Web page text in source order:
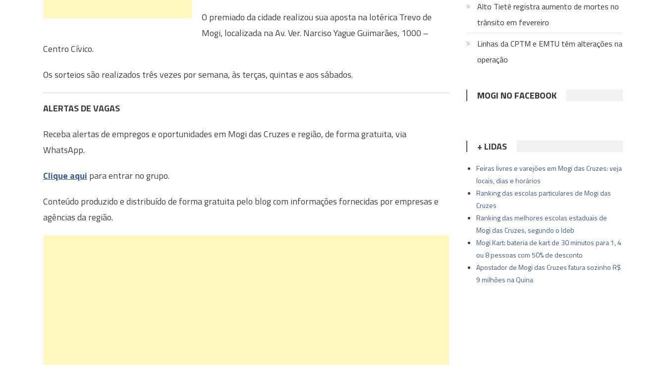
O premiado da cidade realizou sua aposta na lotérica Trevo de
Mogi, localizada na Av. Ver. Narciso Yague Guimarães, 1000 –
Centro Cívico.
Os sorteios são realizados três vezes por semana, às terças, quintas e aos sábados.
ALERTAS DE VAGAS
Receba alertas de empregos e oportunidades em Mogi das Cruzes e região, de forma gratuita, via
WhatsApp.
Clique aqui para entrar no grupo.
Conteúdo produzido e distribuído de forma gratuita pelo blog com informações fornecidas por empresas e
agências da região.
Alto Tietê registra aumento de mortes no
trânsito em fevereiro
Linhas da CPTM e EMTU têm alterações na
operação
MOGI NO FACEBOOK
+ LIDAS
Feiras livres e varejões em Mogi das Cruzes: veja
locais, dias e horários
Ranking das escolas particulares de Mogi das
Cruzes
Ranking das melhores escolas estaduais de
Mogi das Cruzes, segundo o Ideb
Mogi Kart: bateria de kart de 30 minutos para 1, 4
ou 8 pessoas com 50% de desconto
Apostador de Mogi das Cruzes fatura sozinho R$
9 milhões na Quina